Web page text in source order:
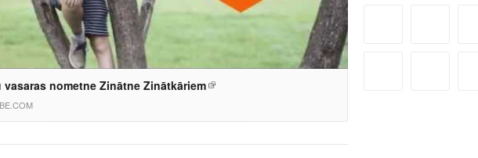
vasaras nometne Zinātne Zinātkāriem